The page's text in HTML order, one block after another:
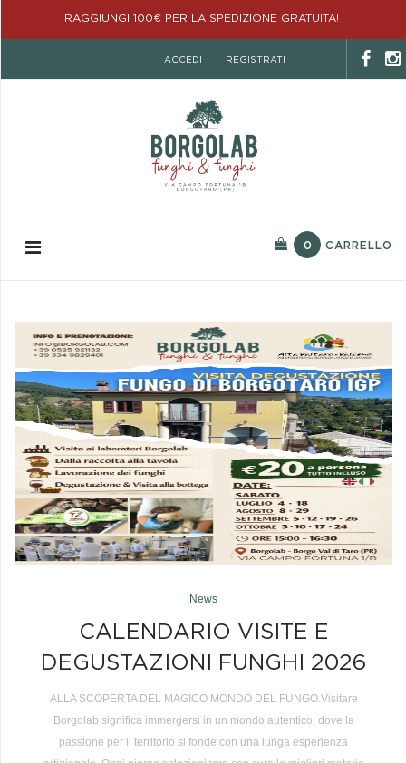
RAGGIUNGI 100€ PER LA SPEDIZIONE GRATUITA!
ACCEDI REGISTRATI
0 CARRELLO
News
CALENDARIO VISITE E
DEGUSTAZIONI FUNGHI 2026
ALLA SCOPERTA DEL MAGICO MONDO DEL FUNGO.Visitare
Borgolab significa immergersi in un mondo autentico, dove la
passione per il territorio si fonde con una lunga esperienza